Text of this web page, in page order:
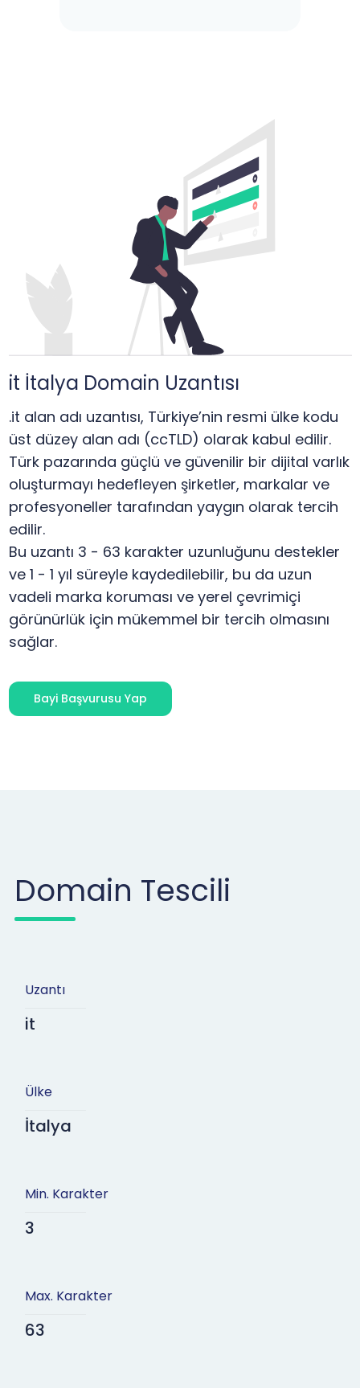
it İtalya Domain Uzantısı
.it alan adı uzantısı, Türkiye’nin resmi ülke kodu
üst düzey alan adı (ccTLD) olarak kabul edilir.
Türk pazarında güçlü ve güvenilir bir dijital varlık
oluşturmayı hedefleyen şirketler, markalar ve
profesyoneller tarafından yaygın olarak tercih
edilir.
Bu uzantı 3 - 63 karakter uzunluğunu destekler
ve 1 - 1 yıl süreyle kaydedilebilir, bu da uzun
vadeli marka koruması ve yerel çevrimiçi
görünürlük için mükemmel bir tercih olmasını
sağlar.
Bayi Başvurusu Yap
Domain Tescili
Uzantı
it
Ülke
İtalya
Min. Karakter
3
Max. Karakter
63